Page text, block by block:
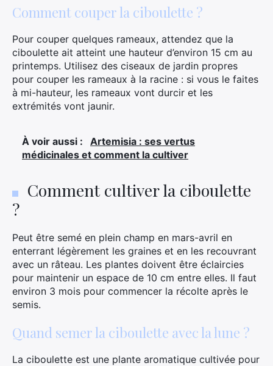
Comment couper la ciboulette ?
Pour couper quelques rameaux, attendez que la
ciboulette ait atteint une hauteur d’environ 15 cm au
printemps. Utilisez des ciseaux de jardin propres
pour couper les rameaux à la racine : si vous le faites
à mi-hauteur, les rameaux vont durcir et les
extrémités vont jaunir.
À voir aussi :
Artemisia : ses vertus
médicinales et comment la cultiver
Comment cultiver la ciboulette
?
Peut être semé en plein champ en mars-avril en
enterrant légèrement les graines et en les recouvrant
avec un râteau. Les plantes doivent être éclaircies
pour maintenir un espace de 10 cm entre elles. Il faut
environ 3 mois pour commencer la récolte après le
semis.
Quand semer la ciboulette avec la lune ?
La ciboulette est une plante aromatique cultivée pour